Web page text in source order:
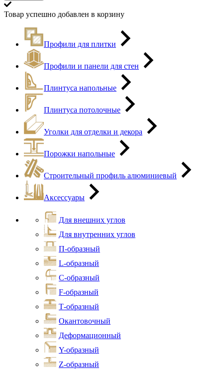
Товар успешно добавлен в корзину
Профили для плитки
Профили и панели для стен
Плинтуса напольные
Плинтуса потолочные
Уголки для отделки и декора
Порожки напольные
Строительный профиль алюминиевый
Аксессуары
Для внешних углов
Для внутренних углов
П-образный
L-образный
С-образный
F-образный
Т-образный
Окантовочный
Деформационный
Y-образный
Z-образный